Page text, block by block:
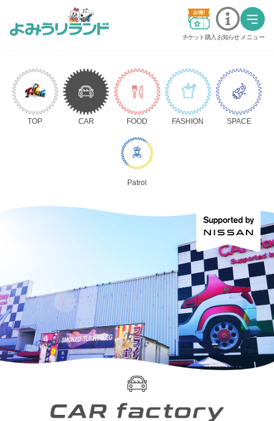
チケット購入 お知らせ メニュー
料金・チケット
営業時間・カレンダー
アシカショー
レストラン・ショップ
プールWAI
TOP CAR FOOD FASHION SPACE
Patrol